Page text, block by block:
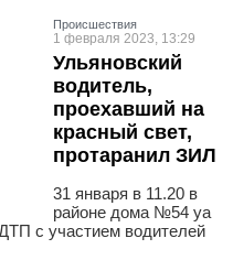
Проиcшествия
1 февраля 2023, 13:29
Ульяновский
водитель,
проехавший на
красный свет,
протаранил ЗИЛ
31 января в 11.20 в
районе дома №54 yа
с участием водителей